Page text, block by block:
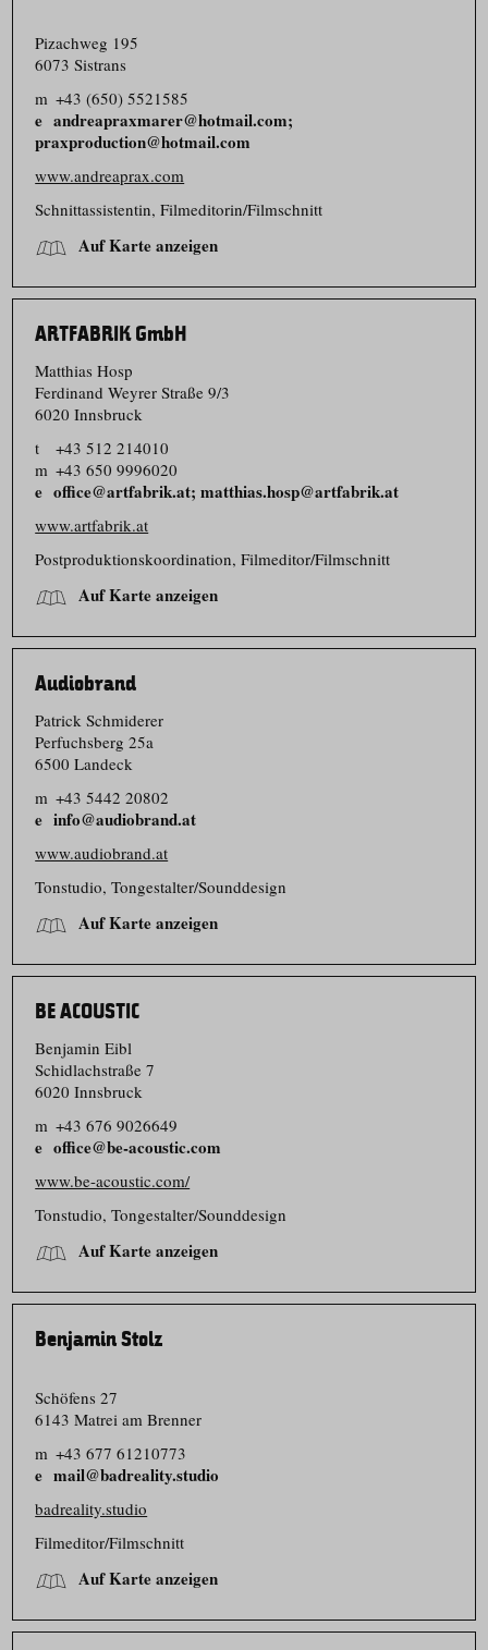
Pizachweg 195
6073 Sistrans
m +43 (650) 5521585
andreapraxmarer@hotmail.com;
praxproduction@hotmail.com
www.andreaprax.com
Schnittas­sistentin, Filmeditorin/​Filmschnitt
Auf Karte anzeigen
ARTFABRIK GmbH
Matthias Hosp
Ferdinand Weyrer Straße 9/​3
6020 Innsbruck
t
+43 512 214010
m +43 650 9996020
office@artfabrik.at; matthias.hosp@artfabrik.at
www.artfabrik.at
Postproduk­ti­ons­ko­or­dination, Filmeditor/​Filmschnitt
Auf Karte anzeigen
Audiobrand
Patrick Schmiderer
Perfuchsberg 25a
6500 Landeck
m +43 5442 20802
info@audiobrand.at
www.audiobrand.at
Tonstudio, Tongestalter/​Sounddesign
Auf Karte anzeigen
BE ACOUSTIC
Benjamin Eibl
Schidlachstraße 7
6020 Innsbruck
m +43 676 9026649
office@be-acoustic.com
www.be-acoustic.com/
Tonstudio, Tongestalter/​Sounddesign
Auf Karte anzeigen
Benjamin Stolz
Schöfens 27
6143 Matrei am Brenner
m +43 677 61210773
mail@badreality.studio
badreality.studio
Filmeditor/​Filmschnitt
Auf Karte anzeigen